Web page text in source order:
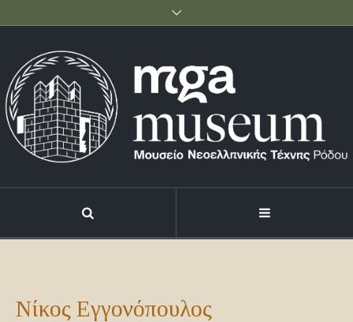
Νίκος Εγγονόπουλος